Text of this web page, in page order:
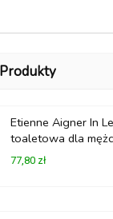
Etienne Aigner In
toaletowa dla
77,80 zł